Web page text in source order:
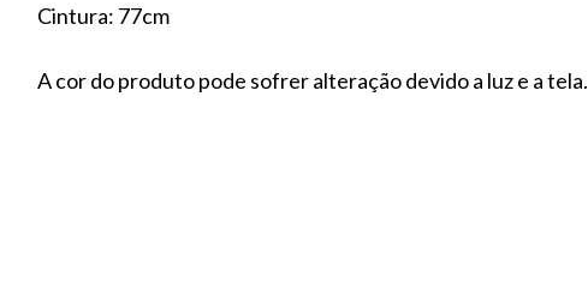
Cintura: 77cm
A cor do produto pode sofrer alteração devido a luz e a tela.